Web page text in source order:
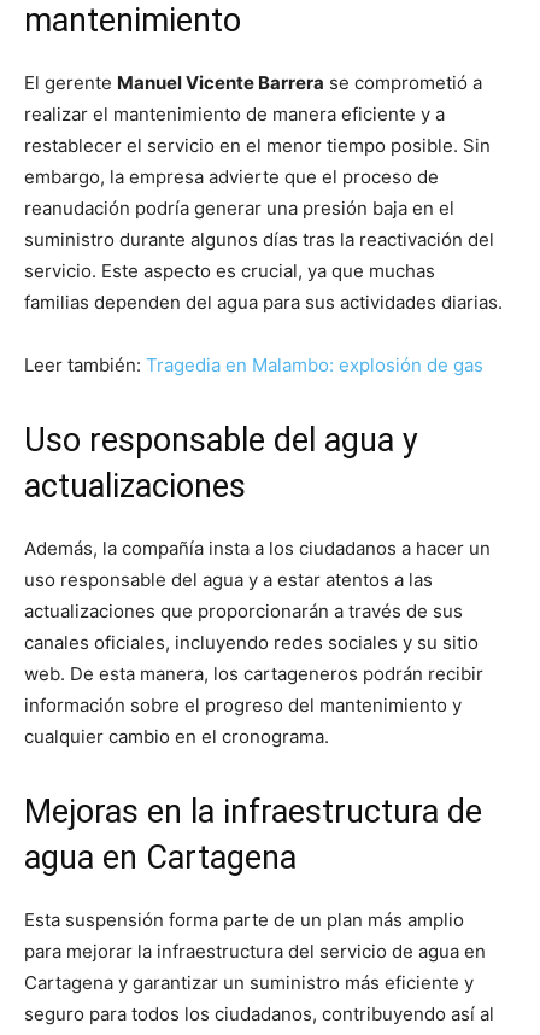
mantenimiento
El gerente Manuel Vicente Barrera se comprometió a
realizar el mantenimiento de manera eficiente y a
restablecer el servicio en el menor tiempo posible. Sin
embargo, la empresa advierte que el proceso de
reanudación podría generar una presión baja en el
suministro durante algunos días tras la reactivación del
servicio. Este aspecto es crucial, ya que muchas
familias dependen del agua para sus actividades diarias.
Leer también: Tragedia en Malambo: explosión de gas
Uso responsable del agua y
actualizaciones
Además, la compañía insta a los ciudadanos a hacer un
uso responsable del agua y a estar atentos a las
actualizaciones que proporcionarán a través de sus
canales oficiales, incluyendo redes sociales y su sitio
web. De esta manera, los cartageneros podrán recibir
información sobre el progreso del mantenimiento y
cualquier cambio en el cronograma.
Mejoras en la infraestructura de
agua en Cartagena
Esta suspensión forma parte de un plan más amplio
para mejorar la infraestructura del servicio de agua en
Cartagena y garantizar un suministro más eficiente y
seguro para todos los ciudadanos, contribuyendo así al